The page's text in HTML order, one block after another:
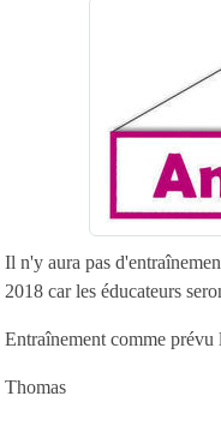
Il n'y aura pas
2018 car les éducateurs
Entraînement comme prévu
Thomas